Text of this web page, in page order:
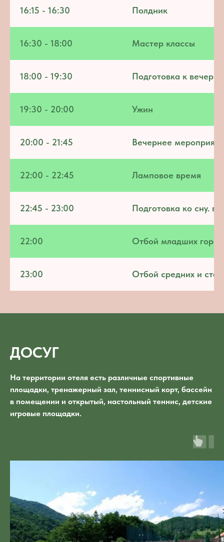
16:15 - 16:30 Полдник
16:30 - 18:00 Мастер классы
18:00 - 19:30 Подготовка к
19:30 - 20:00 Ужин
20:00 - 21:45 Вечернее
22:00 - 22:45 Ламповое время
22:45 - 23:00 Подготовка ко сну.
22:00 Отбой младших
23:00 Отбой средних и
ДОСУГ
На территории отеля есть различные спортивные
площадки, тренажерный зал, теннисный корт, бассейн
в помещении и открытый, настольный теннис, детские
игровые площадки.